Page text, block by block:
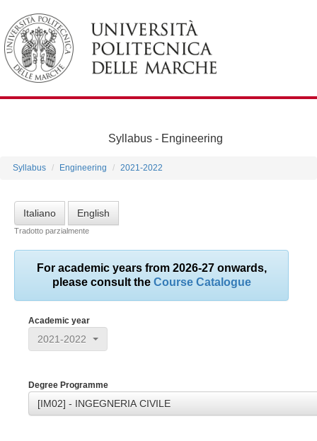
Syllabus - Engineering
Syllabus Engineering 2021-2022
Italiano English
Tradotto parzialmente
For academic years from 2026-27 onwards,
please consult the Course Catalogue
Academic year
2021-2022
Degree Programme
[IM02] - INGEGNERIA CIVILE